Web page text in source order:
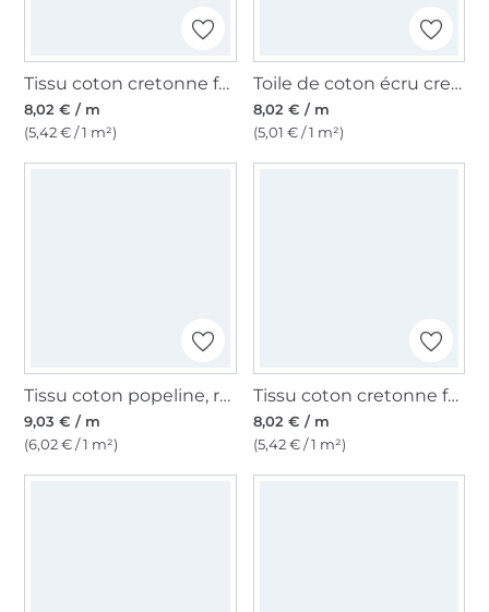
Tissu coton cretonne fanion, beige clair
8,02 € / m
(5,42 € / 1 m²)
Toile de coton écru cretonne, naturelle
8,02 € / m
(5,01 € / 1 m²)
Tissu coton popeline, rose poudré
9,03 € / m
(6,02 € / 1 m²)
Tissu coton cretonne fanion, vert pomme
8,02 € / m
(5,42 € / 1 m²)